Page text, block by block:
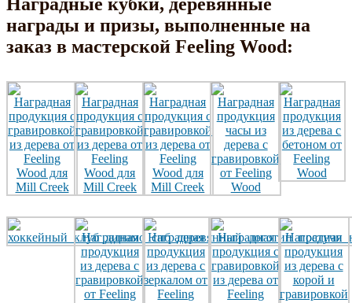
награды и призы, выполненные на
заказ в мастерской Feeling Wood: